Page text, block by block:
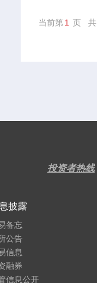
当前第1 页 共
投资者热线
披露
备忘
公告
信息
融券
信息公开